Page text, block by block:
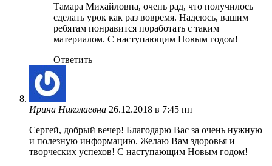
Тамара Михайловна, очень рад, что получилось
сделать урок как раз вовремя. Надеюсь, вашим
ребятам понравится поработать с таким
материалом. С наступающим Новым годом!
Ответить
Ирина Николаевна 26.12.2018 в 7:45 пп
Сергей, добрый вечер! Благодарю Вас за очень нужную
и полезную информацию. Желаю Вам здоровья и
творческих успехов! С наступающим Новым годом!